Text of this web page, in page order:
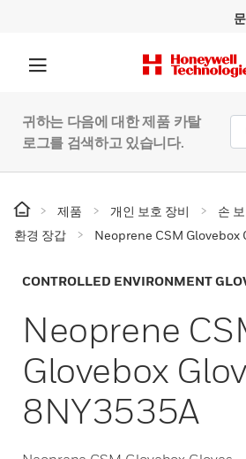
귀하는 다음에 대한 제품 카탈
로그를 검색하고 있습니다.
제품 개인 보호 장비 손
환경 장갑
Neoprene CSM Glovebox
CONTROLLED ENVIRONMENT
Neoprene
Glovebox
8NY3535A